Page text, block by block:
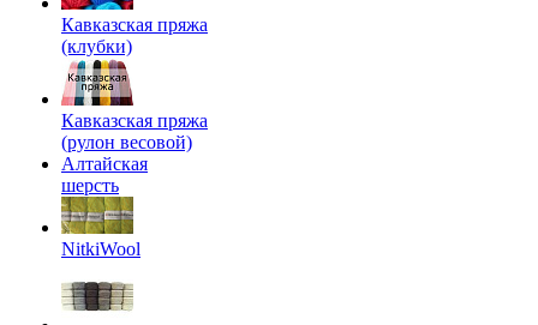
Кавказская пряжа
(клубки)
Кавказская пряжа
(рулон весовой)
Алтайская
шерсть
NitkiWool